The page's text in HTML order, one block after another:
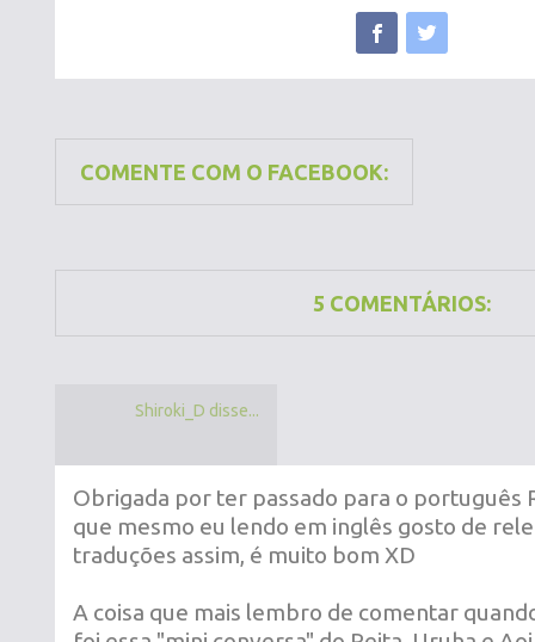
COMENTE COM O FACEBOOK:
5 COMENTÁRIOS:
Shiroki_D disse...
Obrigada por ter passado para o português
que mesmo eu lendo em inglês gosto de
traduções assim, é muito bom XD
A coisa que mais lembro de comentar